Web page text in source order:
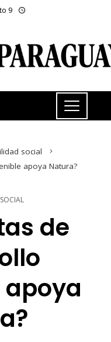
9
social
apoya Natura?
de